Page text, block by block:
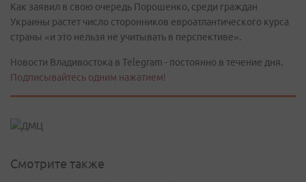
Как заявил в свою очередь Порошенко, среди граждан
Украины растет число сторонников евроатлантического курса
страны «и это нельзя не учитывать в перспективе».
Новости Владивостока в Telegram - постоянно в течение дня.
Подписывайтесь одним нажатием!
Смотрите также